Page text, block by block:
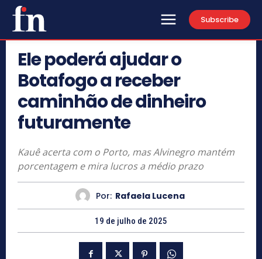
Subscribe
Ele poderá ajudar o
Botafogo a receber
caminhão de dinheiro
futuramente
Kauê acerta com o Porto, mas Alvinegro mantém
porcentagem e mira lucros a médio prazo
Por: Rafaela Lucena
19 de julho de 2025